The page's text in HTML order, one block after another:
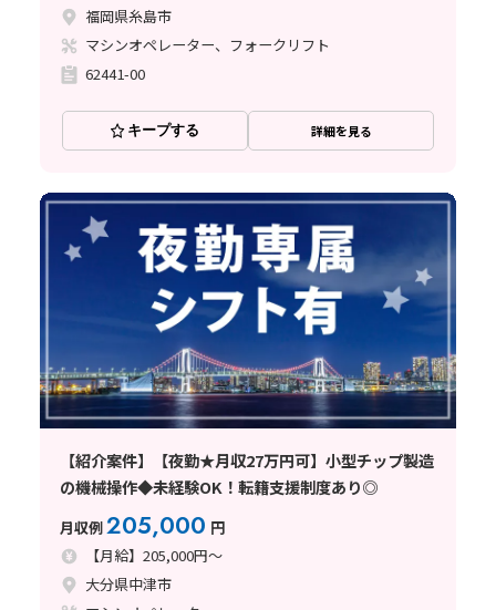
福岡県糸島市
マシンオペレーター、フォークリフト
62441-00
キープする 詳細を見る
【紹介案件】【夜勤★月収27万円可】小型チップ製造
の機械操作◆未経験OK！転籍支援制度あり◎
月収例205,000 円
【月給】205,000円～
大分県中津市